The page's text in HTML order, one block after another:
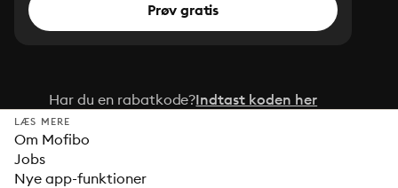
Prøv gratis
Har du en rabatkode?Indtast koden her
LÆS MERE
Om Mofibo
Jobs
Nye app-funktioner